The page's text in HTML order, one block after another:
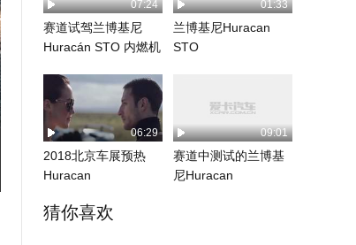
07:24
赛道试驾兰博基尼
Huracán STO 内燃机
01:33
兰博基尼Huracan
STO
06:29
2018北京车展预热
Huracan
09:01
赛道中测试的兰博基
尼Huracan
猜你喜欢